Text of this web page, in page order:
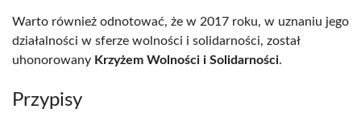
Warto również odnotować, że w 2017 roku, w uznaniu jego
działalności w sferze wolności i solidarności, został
uhonorowany Krzyżem Wolności i Solidarności.
Przypisy